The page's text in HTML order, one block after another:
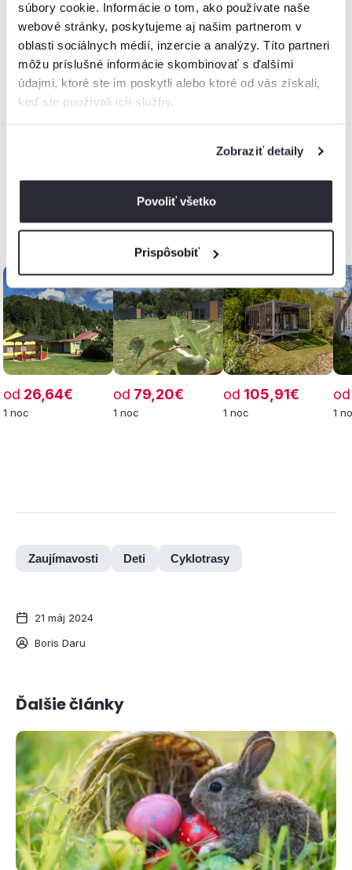
súbory cookie. Informácie o tom, ako používate naše
webové stránky, poskytujeme aj našim partnerom v
oblasti sociálnych médií, inzercie a analýzy. Títo partneri
môžu príslušné informácie skombinovať s ďalšími
údajmi, ktoré ste im poskytli alebo ktoré od vás získali,
keď ste používali ich služby.
Zobraziť detaily
Povoliť všetko
Prispôsobiť
Akcie a zľavy, Slovensko
od 26,64€
1 noc
až-26%
od 79,20€
1 noc
až-20%
od 105,91€
1 noc
až-11%
od
1
Zaujímavosti Deti Cyklotrasy
21 máj 2024
Boris Daru
Ďalšie články